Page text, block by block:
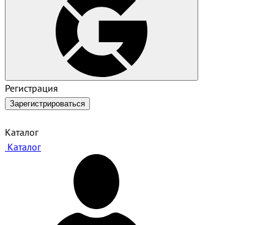
Регистрация
Зарегистрироваться
Каталог
Каталог